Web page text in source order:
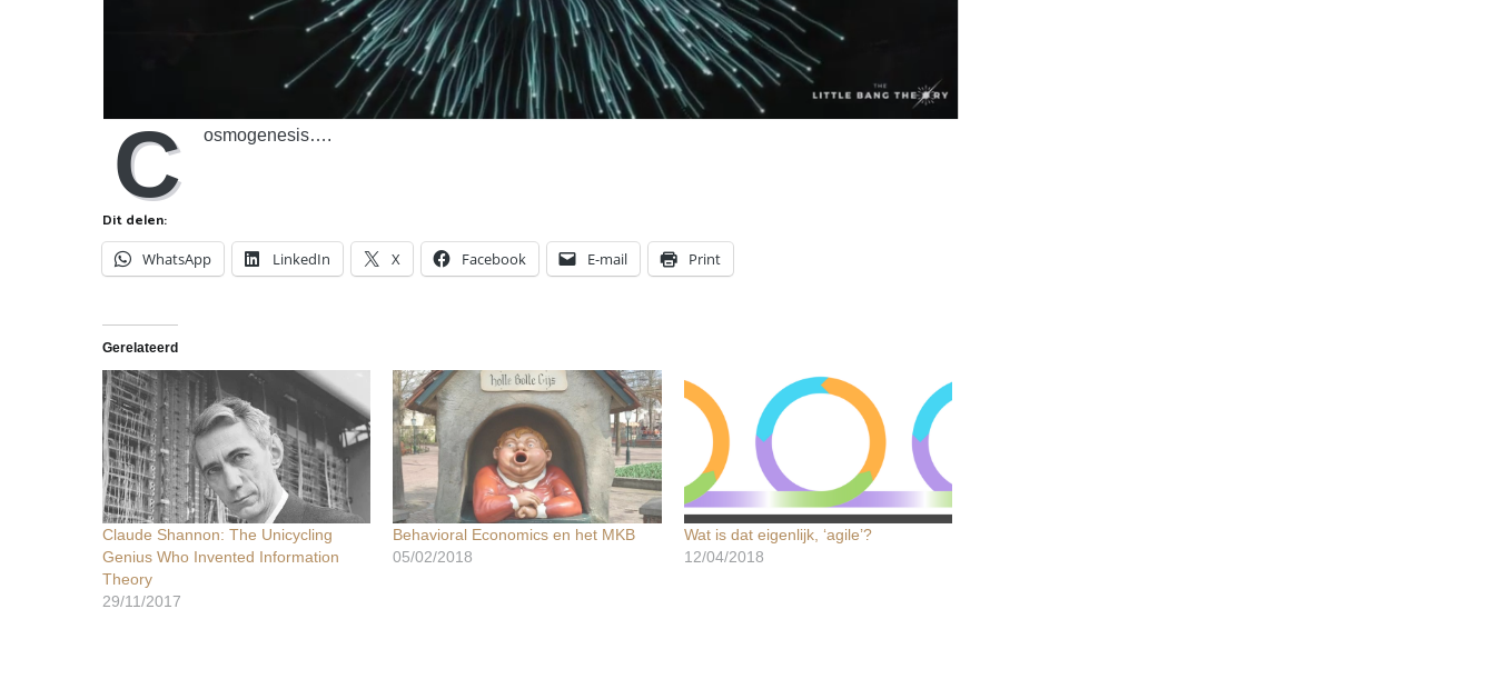
C osmogenesis….
Dit delen:
WhatsApp LinkedIn X Facebook E-mail Print
Gerelateerd
Claude Shannon: The Unicycling
Genius Who Invented Information
Theory
29/11/2017
Behavioral Economics en het MKB
05/02/2018
Wat is dat eigenlijk, ‘agile’?
12/04/2018